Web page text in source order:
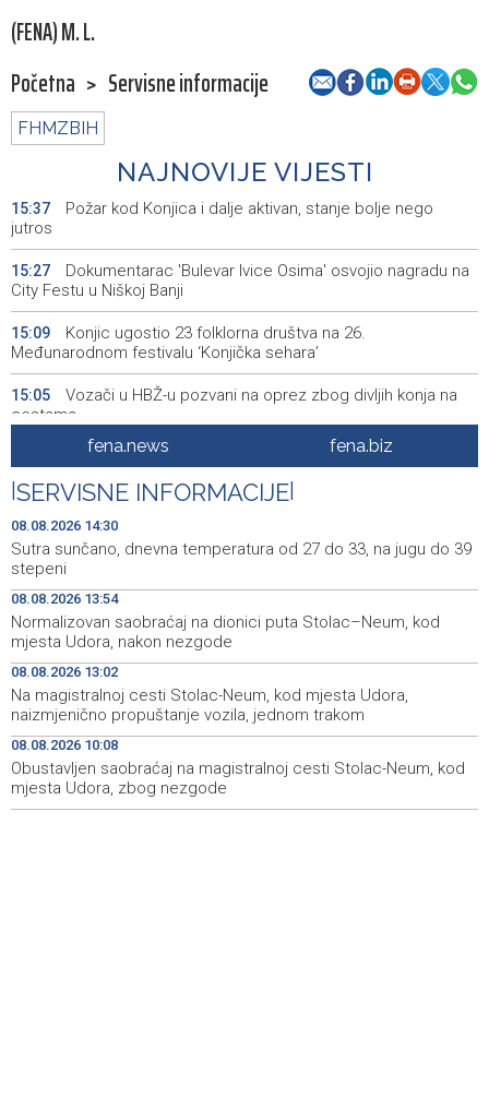
(FENA) M. L.
Početna > Servisne informacije
FHMZBIH
NAJNOVIJE VIJESTI
15:37
Požar kod Konjica i dalje aktivan, stanje bolje nego
jutros
15:27
Dokumentarac 'Bulevar Ivice Osima' osvojio nagradu na
City Festu u Niškoj Banji
15:09
Konjic ugostio 23 folklorna društva na 26.
Međunarodnom festivalu ‘Konjička sehara’
15:05
Vozači u HBŽ-u pozvani na oprez zbog divljih konja na
cestama
Bh. Muay Thai reprezentacija na Svjetskom prvenstvu u
najbrojnijem sastavu do sada (VIDEO)
14:30
Sutra sunčano, dnevna temperatura od 27 do 33, na
jugu do 39 stepeni
14:23
mlade u Tuzlu
14:11
Najnovija ostvarenja velikih svjetskih autora u programu
Summer Screen SFF-a
14:05
Izraelska vojska nastavlja napade na jugu Libana uprkos
prekidu vatre i pregovorima
14:01 Izraelske snage izvršile raciju u gradu na Zapadnoj obali
fena.news fena.biz
SERVISNE INFORMACIJE
08.08.2026 14:30
Sutra sunčano, dnevna temperatura od 27 do 33, na jugu do 39
stepeni
08.08.2026 13:54
Normalizovan saobraćaj na dionici puta Stolac–Neum, kod
mjesta Udora, nakon nezgode
08.08.2026 13:02
Na magistralnoj cesti Stolac-Neum, kod mjesta Udora,
naizmjenično propuštanje vozila, jednom trakom
08.08.2026 10:08
Obustavljen saobraćaj na magistralnoj cesti Stolac-Neum, kod
mjesta Udora, zbog nezgode